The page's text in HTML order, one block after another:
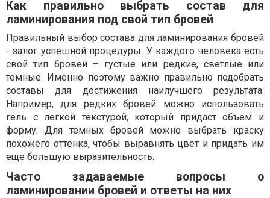
Как правильно выбрать состав для
ламинирования под свой тип бровей
Правильный выбор состава для ламинирования бровей
- залог успешной процедуры. У каждого человека есть
свой тип бровей – густые или редкие, светлые или
темные. Именно поэтому важно правильно подобрать
составы для достижения наилучшего результата.
Например, для редких бровей можно использовать
гель с легкой текстурой, который придаст объем и
форму. Для темных бровей можно выбрать краску
похожего оттенка, чтобы выравнять цвет и придать им
еще большую выразительность.
Часто задаваемые вопросы о
ламинировании бровей и ответы на них